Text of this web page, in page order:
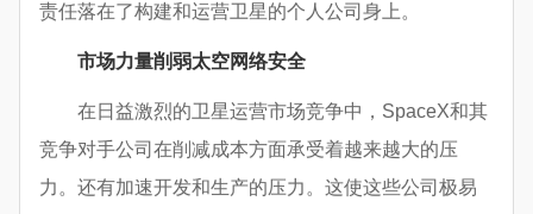
责任落在了构建和运营卫星的个人公司身上。
市场力量削弱太空网络安全
在日益激烈的卫星运营市场竞争中，SpaceX和其
竞争对手公司在削减成本方面承受着越来越大的压
力。还有加速开发和生产的压力。这使这些公司极易